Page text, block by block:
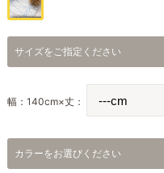
サイズをご指定ください
幅：140cm×丈：
カラーをお選びください